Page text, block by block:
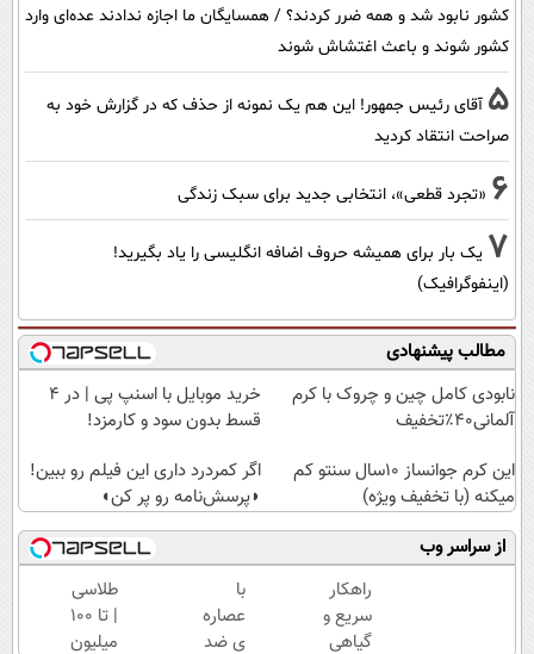
کشور نابود شد و همه ضرر کردند؟ / همسایگان ما اجازه ندادند عده‌ای وارد
کشور شوند و باعث اغتشاش شوند
5 آقای رئیس جمهور! این هم یک نمونه از حذف که در گزارش خود به
صراحت انتقاد کردید
6 «تجرد قطعی»، انتخابی جدید برای سبک زندگی
7 یک بار برای همیشه حروف اضافه انگلیسی را یاد بگیرید!
(اینفوگرافیک)
مطالب پیشنهادی
نابودی کامل چین و چروک با کرم
آلمانی۴۰٪تخفیف
خرید موبایل با اسنپ پی | در ۴
قسط بدون سود و کارمزد!
این کرم جوانساز 10سال سنتو کم
میکنه (با تخفیف ویژه)
اگر کمردرد داری این فیلم رو ببین!
◗پرسش‌نامه رو پر کن◖
از سراسر وب
راهکار
سریع و
گیاهی
با
عصاره
ی ضد
طلاسی
| تا 100
میلیون